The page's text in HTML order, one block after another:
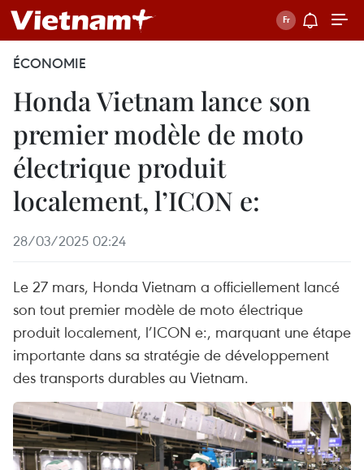
ÉCONOMIE
Honda Vietnam lance son
premier modèle de moto
électrique produit
localement, l’ICON e:
28/03/2025 02:24
Le 27 mars, Honda Vietnam a officiellement lancé
son tout premier modèle de moto électrique
produit localement, l’ICON e:, marquant une étape
importante dans sa stratégie de développement
des transports durables au Vietnam.